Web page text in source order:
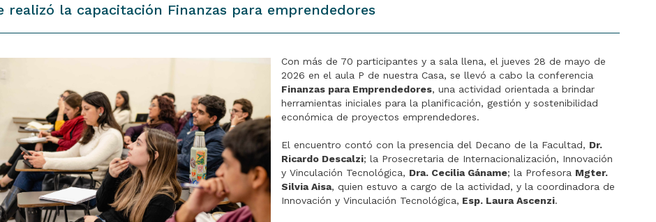
realizó la capacitación Finanzas para emprendedores
Con más de 70 participantes y a sala llena, el jueves 28 de mayo de
2026 en el aula P de nuestra Casa, se llevó a cabo la conferencia
Finanzas para Emprendedores, una actividad orientada a brindar
herramientas iniciales para la planificación, gestión y sostenibilidad
económica de proyectos emprendedores.
El encuentro contó con la presencia del Decano de la Facultad, Dr.
Ricardo Descalzi; la Prosecretaria de Internacionalización, Innovación
y Vinculación Tecnológica, Dra. Cecilia Gáname; la Profesora Mgter.
Silvia Aisa, quien estuvo a cargo de la actividad, y la coordinadora de
Innovación y Vinculación Tecnológica, Esp. Laura Ascenzi.